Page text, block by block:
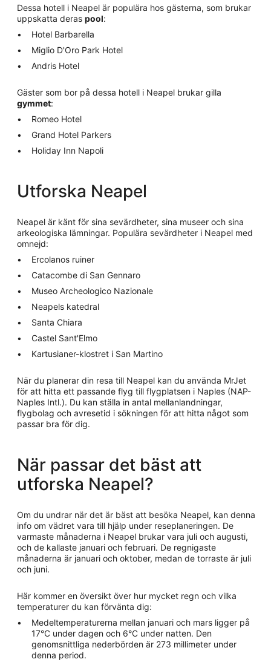
Dessa hotell i Neapel är populära hos gästerna, som brukar
uppskatta deras pool:
Hotel Barbarella
Miglio D'Oro Park Hotel
Andris Hotel
Gäster som bor på dessa hotell i Neapel brukar gilla
gymmet:
Romeo Hotel
Grand Hotel Parkers
Holiday Inn Napoli
Utforska Neapel
Neapel är känt för sina sevärdheter, sina museer och sina
arkeologiska lämningar. Populära sevärdheter i Neapel med
omnejd:
Ercolanos ruiner
Catacombe di San Gennaro
Museo Archeologico Nazionale
Neapels katedral
Santa Chiara
Castel Sant'Elmo
Kartusianer-klostret i San Martino
När du planerar din resa till Neapel kan du använda MrJet
för att hitta ett passande flyg till flygplatsen i Naples (NAP-
Naples Intl.). Du kan ställa in antal mellanlandningar,
flygbolag och avresetid i sökningen för att hitta något som
passar bra för dig.
När passar det bäst att
utforska Neapel?
Om du undrar när det är bäst att besöka Neapel, kan denna
info om vädret vara till hjälp under reseplaneringen. De
varmaste månaderna i Neapel brukar vara juli och augusti,
och de kallaste januari och februari. De regnigaste
månaderna är januari och oktober, medan de torraste är juli
och juni.
Här kommer en översikt över hur mycket regn och vilka
temperaturer du kan förvänta dig:
Medeltemperaturerna mellan januari och mars ligger på
17°C under dagen och 6°C under natten. Den
genomsnittliga nederbörden är 273 millimeter under
denna period.